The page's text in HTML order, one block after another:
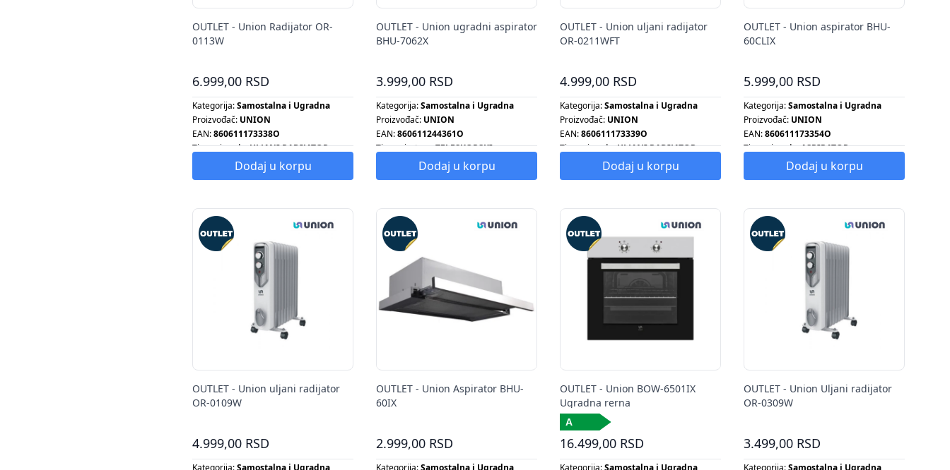
OUTLET - Union Radijator OR-
0113W
6.999,00 RSD
Kategorija:Samostalna i Ugradna
Proizvođač: UNION
EAN:860611173338O
Tip proizvoda:ULJANI RADIJATOR
Dodaj u korpu
OUTLET - Union ugradni aspirator
BHU-7062X
3.999,00 RSD
Kategorija:Samostalna i Ugradna
Proizvođač: UNION
EAN:860611244361O
Tip aspiratora:TELESKOPSKI
Tip proizvoda:ASPIRATOR
Dodaj u korpu
OUTLET - Union uljani radijator
OR-0211WFT
4.999,00 RSD
Kategorija:Samostalna i Ugradna
Proizvođač: UNION
EAN:860611173339O
Tip proizvoda:ULJANI RADIJATOR
Dodaj u korpu
OUTLET - Union aspirator BHU-
60CLIX
5.999,00 RSD
Kategorija:Samostalna i Ugradna
Proizvođač: UNION
EAN:860611173354O
Tip proizvoda:ASPIRATOR
Dodaj u korpu
OUTLET - Union uljani radijator
OR-0109W
4.999,00 RSD
Kategorija:Samostalna i Ugradna
OUTLET - Union Aspirator BHU-
60IX
2.999,00 RSD
Kategorija:Samostalna i Ugradna
OUTLET - Union BOW-6501IX
Ugradna rerna
16.499,00 RSD
Kategorija:Samostalna i Ugradna
OUTLET - Union Uljani radijator
OR-0309W
3.499,00 RSD
Kategorija:Samostalna i Ugradna